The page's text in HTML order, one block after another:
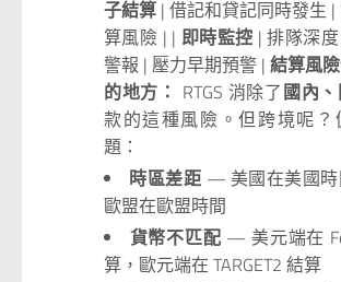
子結算 | 借記和貸記同時發生
算風險 | | 即時監控 | 排隊深
警報 | 壓力早期預警 |結算風
的地方： RTGS 消除了國內
款的這種風險。但跨境呢？
題：
時區差距 — 美國在美國時
歐盟在歐盟時間
貨幣不匹配 — 美元端在
算，歐元端在 TARGET2 結算